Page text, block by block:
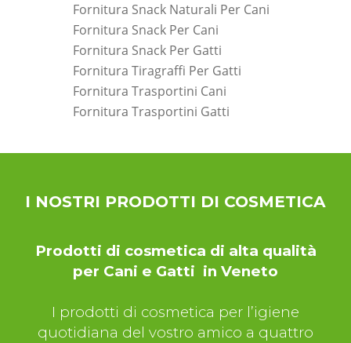
Fornitura Snack Naturali Per Cani
Fornitura Snack Per Cani
Fornitura Snack Per Gatti
Fornitura Tiragraffi Per Gatti
Fornitura Trasportini Cani
Fornitura Trasportini Gatti
I NOSTRI PRODOTTI DI COSMETICA
Prodotti di cosmetica di alta qualità
per Cani e Gatti in Veneto
I prodotti di cosmetica per l’igiene
quotidiana del vostro amico a quattro